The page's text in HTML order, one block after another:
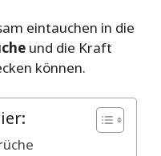
eintauchen in die
und die Kraft
können.